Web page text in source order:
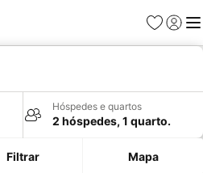
Favoritos
Iniciar
Hóspedes e quartos
2 hóspedes, 1 quarto.
Filtrar Mapa